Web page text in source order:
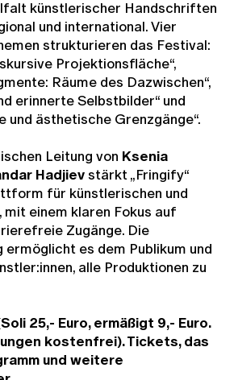
künstlerischer Handschriften
und international. Vier
strukturieren das Festival:
Projektionsfläche“,
Räume des Dazwischen“,
erinnerte Selbstbilder“ und
und ästhetische Grenzgänge“.
Leitung von Ksenia
Hadjievstärkt „Fringify“
für künstlerischen und
einem klaren Fokus auf
Zugänge. Die
ermöglicht es dem Publikum und
alle Produktionen zu
25,- Euro, ermäßigt 9,- Euro.
kostenfrei). Tickets, das
und weitere